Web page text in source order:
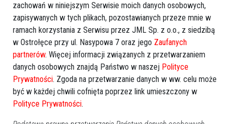
Zespół Pieśni i Tańca Kurpie, lata 60-te XX wieku
2023-02-27
zachowań w niniejszym Serwisie moich danych osobowych,
zapisywanych w tych plikach, pozostawianych przeze mnie w
ramach korzystania z Serwisu przez JML Sp. z o.o., z siedzibą
w Ostrołęce przy ul. Nasypowa 7 oraz jego Zaufanych
partnerów. Więcej informacji związanych z przetwarzaniem
danych osobowych znajdą Państwo w naszej Polityce
Prywatności. Zgoda na przetwarzanie danych w ww. celu może
być w każdej chwili cofnięta poprzez link umieszczony w
Polityce Prywatności.